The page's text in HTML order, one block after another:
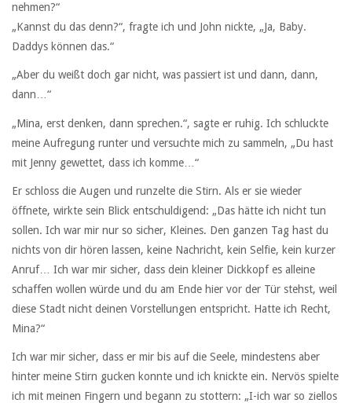
nehmen?“
„Kannst du das denn?“, fragte ich und John nickte, „Ja, Baby.
Daddys können das.“
„Aber du weißt doch gar nicht, was passiert ist und dann, dann,
dann…“
„Mina, erst denken, dann sprechen.“, sagte er ruhig. Ich schluckte
meine Aufregung runter und versuchte mich zu sammeln, „Du hast
mit Jenny gewettet, dass ich komme…“
Er schloss die Augen und runzelte die Stirn. Als er sie wieder
öffnete, wirkte sein Blick entschuldigend: „Das hätte ich nicht tun
sollen. Ich war mir nur so sicher, Kleines. Den ganzen Tag hast du
nichts von dir hören lassen, keine Nachricht, kein Selfie, kein kurzer
Anruf… Ich war mir sicher, dass dein kleiner Dickkopf es alleine
schaffen wollen würde und du am Ende hier vor der Tür stehst, weil
diese Stadt nicht deinen Vorstellungen entspricht. Hatte ich Recht,
Mina?“
Ich war mir sicher, dass er mir bis auf die Seele, mindestens aber
hinter meine Stirn gucken konnte und ich knickte ein. Nervös spielte
ich mit meinen Fingern und begann zu stottern: „I-ich war so ziellos